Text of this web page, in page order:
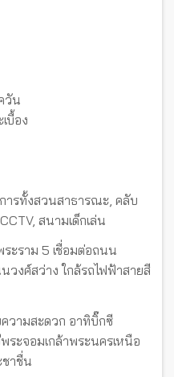
วัน
บื้อง
ารทั้งสวนสาธารณะ, คลับ
สนามเด็กเล่น
ะราม 5 เชื่อมต่อถนน
งศ์สว่าง ใกล้รถไฟฟ้าสายสี
วามสะดวก อาทิบิ๊กซี
ระจอมเกล้าพระนครเหนือ
ชาชื่น